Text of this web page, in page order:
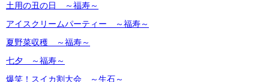
土用の丑の日 ～福寿～
アイスクリームパーティー ～福寿～
夏野菜収穫 ～福寿～
七夕 ～福寿～
爆笑！スイカ割大会 ～生石～